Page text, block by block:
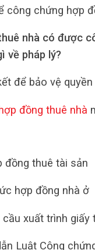
công chứng hợp
nhà có được
về pháp lý?
để bảo vệ quyền
đồng thuê nhà
đồng thuê tài sản
hợp đồng nhà ở
cầu xuất trình giấy
Luật Công